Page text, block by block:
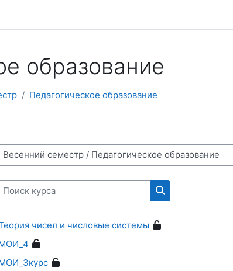
образование
Педагогическое образование
курсов
Поиск курса
Поиск курса
чисел и числовые системы